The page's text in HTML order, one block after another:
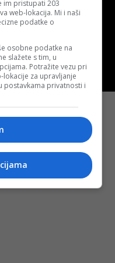
Cookie Policy
Developed by:
Tuzla
im pristupati 203
web-lokacija. Mi i naši
podatke o
osobne podatke na
slažete s tim, u
Potražite vezu pri
lokacije za upravljanje
postavkama privatnosti i